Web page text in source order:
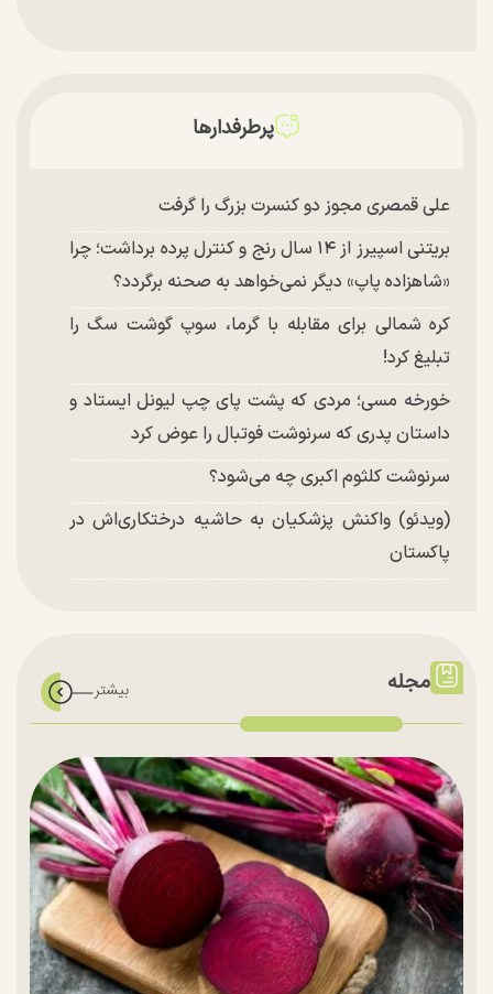
پرطرفدارها
علی قمصری مجوز دو کنسرت بزرگ را گرفت
بریتنی اسپیرز از ۱۴ سال رنج و کنترل پرده برداشت؛ چرا
«شاهزاده پاپ» دیگر نمی‌خواهد به صحنه برگردد؟
کره شمالی برای مقابله با گرما، سوپ گوشت سگ را
تبلیغ کرد!
خورخه مسی؛ مردی که پشت پای چپ لیونل ایستاد و
داستان پدری که سرنوشت فوتبال را عوض کرد
سرنوشت کلثوم اکبری چه می‌شود؟
(ویدئو) واکنش پزشکیان به حاشیه درختکاری‌اش در
پاکستان
مجله